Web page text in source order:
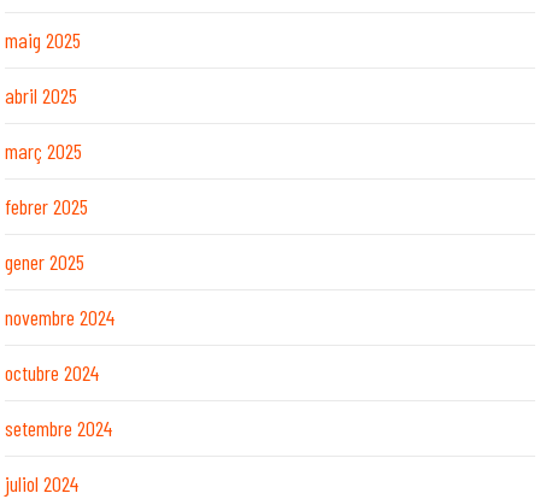
maig 2025
abril 2025
març 2025
febrer 2025
gener 2025
novembre 2024
octubre 2024
setembre 2024
juliol 2024